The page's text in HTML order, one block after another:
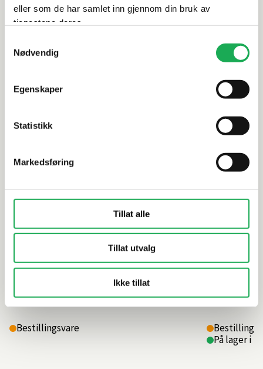
eller som de har samlet inn gjennom din bruk av
tjenestene deres.
Nødvendig
Egenskaper
Statistikk
Markedsføring
Tillat alle
Tillat utvalg
Ikke tillat
KORSBAKKEN BAD
5 590,–
Bestillingsvare
CORIAN
LINN BAD
På lager i